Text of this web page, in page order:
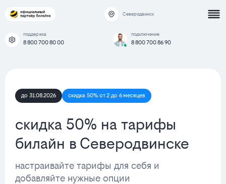
Северодвинск
поддержка
8 800 700 80 00
подключение
8 800 700 86 90
до 31.08.2026 скидка 50% от 2 до 6 месяцев
скидка 50% на тарифы
билайн в Северодвинске
настраивайте тарифы для себя и
добавляйте нужные опции